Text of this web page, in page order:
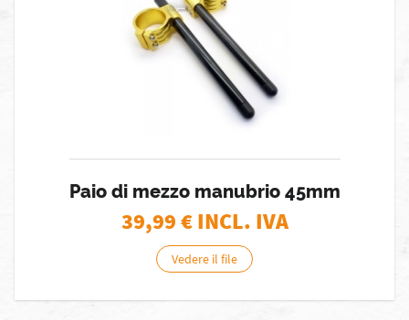
Paio di mezzo manubrio 45mm
39,99€ INCL. IVA
Vedere il file